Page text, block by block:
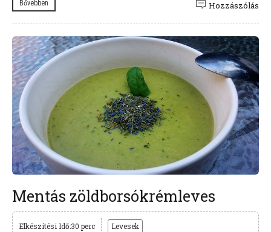
Bővebben Hozzászólás
Mentás zöldborsókrémleves
Elkészítési Idő:30 perc Levesek